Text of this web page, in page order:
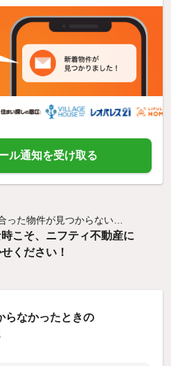
ル通知を受け取る
った物件が見つからない…
こそ、ニフティ不動産に
ください！
らなかったときの